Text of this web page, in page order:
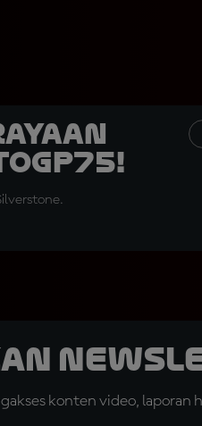
konten video, laporan